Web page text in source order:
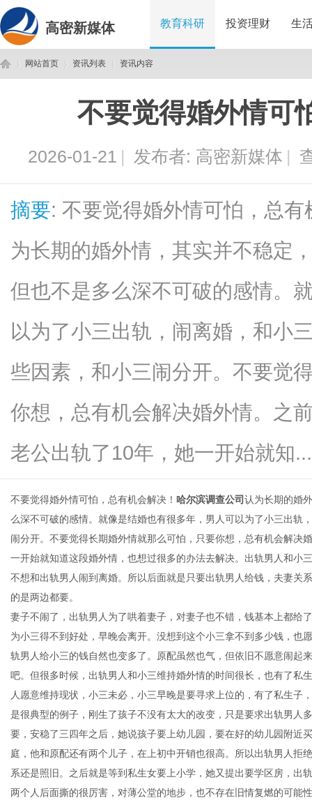
高密新媒体 教育科研 投资理财 生
网站首页 资讯列表
›
资讯内容
不要觉得婚外情可
2026-01-21 | 发布者: 高密新媒体 |
摘要: 不要觉得婚外情可怕，总
为长期的婚外情，其实并不稳定
但也不是多么深不可破的感情。
以为了小三出轨，闹离婚，和小
些因素，和小三闹分开。不要觉
你想，总有机会解决婚外情。之
老公出轨了10年，她一开始就知
不要觉得婚外情可怕，总有机会解决！ 哈尔滨调查公司认为长期的婚
么深不可破的感情。就像是结婚也有很多年，男人可以为了小三出轨
闹分开。不要觉得长期婚外情就那么可怕，只要你想，总有机会解决
一开始就知道这段婚外情，也想过很多的办法去解决。出轨男人和小
不想和出轨男人闹到离婚。所以后面就是只要出轨男人给钱，夫妻关
的是两边都要。
妻子不闹了，出轨男人为了哄着妻子，对妻子也不错，钱基本上都给
为小三得不到好处，早晚会离开。没想到这个小三拿不到多少钱，也
轨男人给小三的钱自然也变多了。原配虽然也气，但依旧不愿意闹起
吧。但很多时候，出轨男人和小三维持婚外情的时间很长，也有了私
人愿意维持现状，小三未必，小三早晚是要寻求上位的，有了私生
是很典型的例子，刚生了孩子不没有太大的改变，只是要求出轨男人
要，安稳了三四年之后，她说孩子要上幼儿园，要在好的幼儿园附近
庭，他和原配还有两个儿子，在上初中开销也很高。所以出轨男人拒
系还是照旧。之后就是等到私生女要上小学，她又提出要学区房，出
两个人后面撕的很厉害，对薄公堂的地步，也不存在旧情复燃的可能